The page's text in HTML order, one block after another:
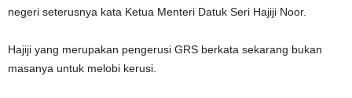
negeri seterusnya kata Ketua Menteri Datuk Seri Hajiji Noor.
Hajiji yang merupakan pengerusi GRS berkata sekarang bukan
masanya untuk melobi kerusi.